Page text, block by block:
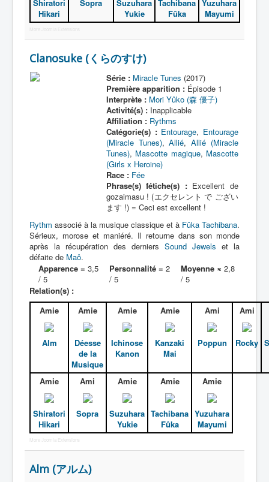
Shiratori
Hikari
Sopra
Suzuhara
Yukie
Tachibana
Fûka
Yuzuhara
Mayumi
More Joomla Extensions
Clanosuke (くらのすけ)
Série : Miracle Tunes (2017)
Première apparition :Épisode 1
Interprète : Mori Yûko (森 優子)
Activité(s) :Inapplicable
Affiliation : Rythms
Catégorie(s) : Entourage, Entourage
(Miracle Tunes),Allié,Allié (Miracle
Tunes), Mascotte magique, Mascotte
(Girls x Heroine)
Race : Fée
Phrase(s) fétiche(s) :Excellent de
gozaimasu ! (エクセレント で ござい
ます !) = Ceci est excellent !
Rythm associé à la musique classique et à Fûka Tachibana.
Sérieux, morose et maniéré. Il retourne dans son monde
après la récupération des derniers Sound Jewels et la
défaite de Maô.
Apparence = 3,5
/ 5
Personnalité = 2
/ 5
Moyenne ≈ 2,8
/ 5
Relation(s) :
Amie
Alm
Amie
Déesse
de la
Musique
Amie
Ichinose
Kanon
Amie
Kanzaki
Mai
Ami
Poppun
Ami
Rocky
Amie
Shiratori
Hikari
Ami
Sopra
Amie
Suzuhara
Yukie
Amie
Tachibana
Fûka
Amie
Yuzuhara
Mayumi
More Joomla Extensions
Alm (アルム)